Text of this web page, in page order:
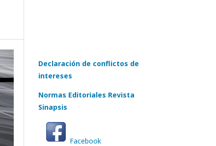
Declaración de conflictos de
intereses
Normas Editoriales Revista
Sinapsis
Facebook